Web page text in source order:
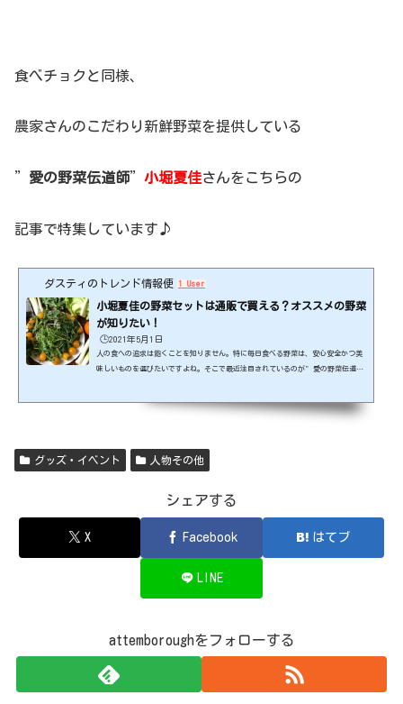
食べチョクと同様、
農家さんのこだわり新鮮野菜を提供している
” 愛の野菜伝道師” 小堀夏佳さんをこちらの
記事で特集しています♪
ダスティのトレンド情報便 1 User
小堀夏佳の野菜セットは通販で買える？オススメの野菜
が知りたい！
🕒️2021年5月1日
人の食への追求は飽くことを知りません。特に毎日食べる野菜は、安心安全かつ美
味しいものを選びたいですよね。そこで最近注目されているのが”愛の野菜伝道
ます！出典元：https://www.natsukakobori.com/ スポンサーリンク (adsbygoogl
グッズ・イベント 人物その他
シェアする
X Facebook はてブ
LINE
attemboroughをフォローする